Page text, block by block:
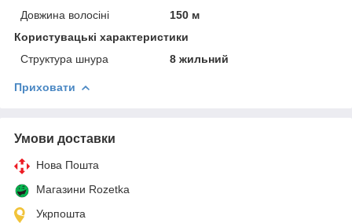
Довжина волосіні
150 м
Користувацькі характеристики
Структура шнура
8 жильний
Приховати
Умови доставки
Нова Пошта
Магазини Rozetka
Укрпошта